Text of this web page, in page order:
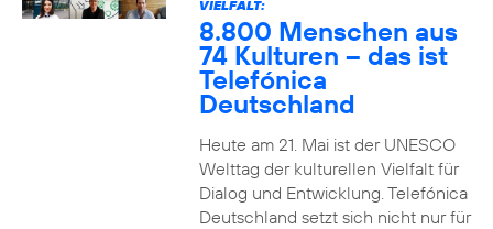
VIELFALT:
8.800 Menschen aus
74 Kulturen – das ist
Telefónica
Deutschland
Heute am 21. Mai ist der UNESCO
Welttag der kulturellen Vielfalt für
Dialog und Entwicklung. Telefónica
Deutschland setzt sich nicht nur für